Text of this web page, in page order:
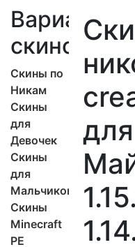
Варианты
скинов
Скины по
Никам
Скины
для
Девочек
Скины
для
Мальчиков
Скины
Minecraft
PE
для